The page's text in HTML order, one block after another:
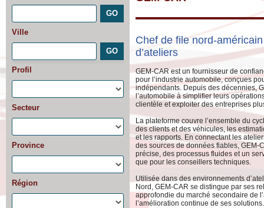
Ville
Profil
Secteur
Province
Région
Chef de file nord-
d’ateliers
GEM-CAR est un fournisseur de
pour l’industrie automobile, conçues
indépendants. Depuis des décennies,
l’automobile à simplifier leurs
clientèle et exploiter des entreprises
La plateforme couvre l’ensemble du
des clients et des véhicules, les
et les rapports. En connectant les
des sources de données fiables, GEM-
précise, des processus fluides et un
que pour les conseillers techniques.
Utilisée dans des environnements
Nord, GEM-CAR se distingue par ses
approfondie du marché secondaire de
l’amélioration continue de ses